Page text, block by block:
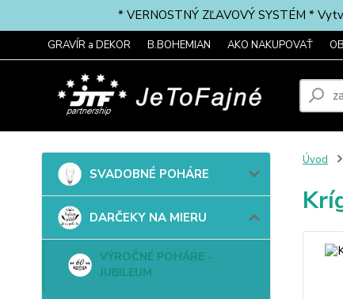
* VERNOSTNÝ ZĽAVOVÝ SYSTÉM *
GRAVÍR a DEKOR B.BOHEMIAN AKO NAKUPOVAŤ
SVADOBNÉ POHÁRE
DARČEKY NA MIERU
VÝROČNÉ POHÁRE -
JUBILEUM
Úvod